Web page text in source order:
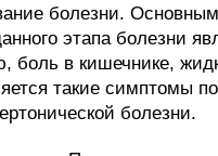
болезни. Основным
этапа болезни
боль в кишечнике,
такие симптомы
болезни.